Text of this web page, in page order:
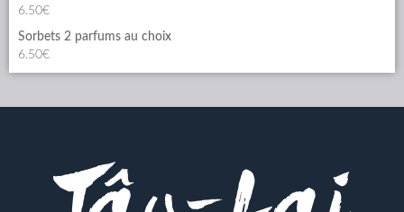
6.50€
Sorbets 2 parfums au choix
6.50€